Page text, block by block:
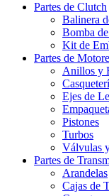
Partes de Clutch
Balinera
Bomba
Kit de
Partes de
Anillos y
Ejes de
Pistones
Turbos
Válvulas
Partes de
Arandelas
Cajas de